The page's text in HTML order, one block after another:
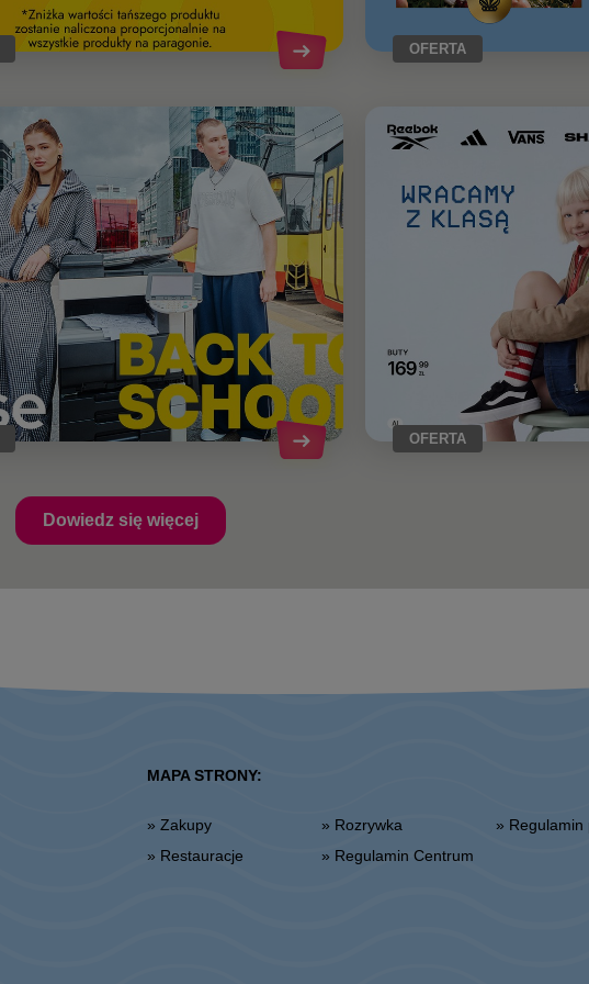
OFERTA
OFERTA
Dowiedz się więcej
MAPA STRONY:
» Zakupy
» Restauracje
» Rozrywka
» Regulamin Centrum
»